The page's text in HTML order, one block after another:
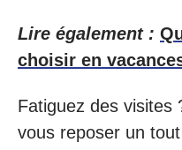
Lire également :
choisir en
Fatiguez des visites
vous reposer un